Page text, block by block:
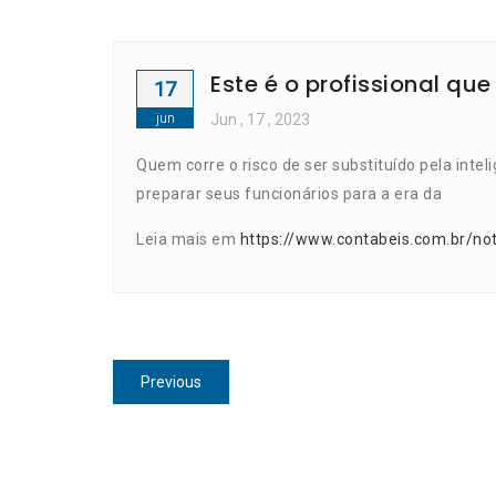
17
jun
Este é o profissional
Jun , 17 , 2023
Quem corre o risco de ser substituído pela
preparar seus funcionários para a era da
Leia mais em https://www.contabeis.com.br/
Navegação
de
Previous
post: